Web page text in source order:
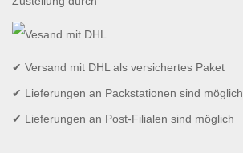
✔ Versand mit DHL als versichertes Paket
✔ Lieferungen an Packstationen sind möglich
✔ Lieferungen an Post-Filialen sind möglich